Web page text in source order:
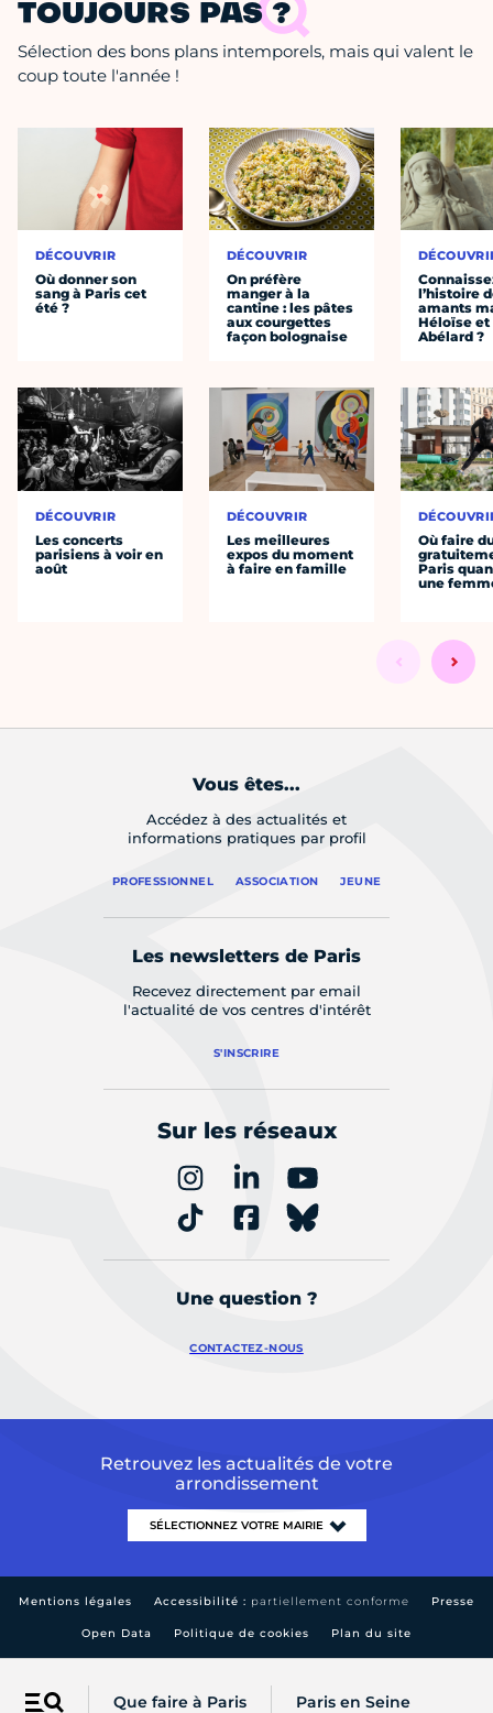
Que faire à Paris Paris en Seine
TOUJOURS PAS ?
Sélection des bons plans intemporels, mais qui valent le
coup toute l'année !
DÉCOUVRIR
Où donner son
sang à Paris cet
été ?
DÉCOUVRIR
Les concerts
parisiens à voir en
août
DÉCOUVRIR
On préfère
manger à la
cantine : les pâtes
aux courgettes
façon bolognaise
DÉCOUVRIR
Les meilleures
expos du moment
à faire en famille
l’histoire
amants
Héloïse et
Abélard ?
Où faire
Paris
une
Vous êtes...
Accédez à des actualités et
informations pratiques par profil
PROFESSIONNEL ASSOCIATION JEUNE
Les newsletters de Paris
Recevez directement par email
l'actualité de vos centres d'intérêt
S'INSCRIRE
Sur les réseaux
Une question ?
CONTACTEZ-NOUS
Retrouvez les actualités de votre
arrondissement
Mentions légales Accessibilité : partiellement conforme Presse
Open Data Politique de cookies Plan du site